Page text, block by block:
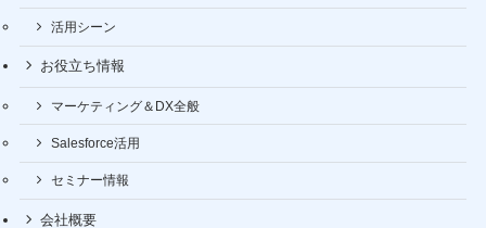
活用シーン
お役立ち情報
マーケティング＆DX全般
Salesforce活用
セミナー情報
会社概要